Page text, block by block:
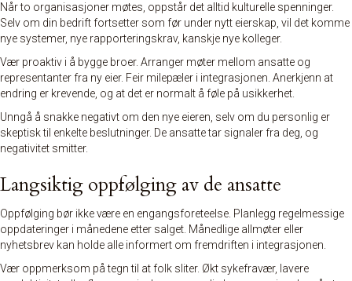
Når to organisasjoner møtes, oppstår det alltid kulturelle spenninger.
Selv om din bedrift fortsetter som før under nytt eierskap, vil det komme
nye systemer, nye rapporteringskrav, kanskje nye kolleger.
Vær proaktiv i å bygge broer. Arranger møter mellom ansatte og
representanter fra ny eier. Feir milepæler i integrasjonen. Anerkjenn at
endring er krevende, og at det er normalt å føle på usikkerhet.
Unngå å snakke negativt om den nye eieren, selv om du personlig er
skeptisk til enkelte beslutninger. De ansatte tar signaler fra deg, og
negativitet smitter.
Langsiktig oppfølging av de ansatte
Oppfølging bør ikke være en engangsforeteelse. Planlegg regelmessige
oppdateringer i månedene etter salget. Månedlige allmøter eller
nyhetsbrev kan holde alle informert om fremdriften i integrasjonen.
Vær oppmerksom på tegn til at folk sliter. Økt sykefravær, lavere